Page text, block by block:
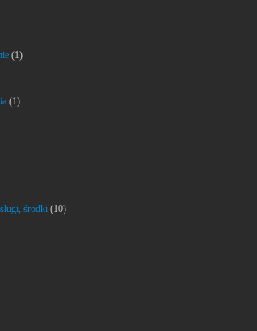
(1)
(1)
środki (10)